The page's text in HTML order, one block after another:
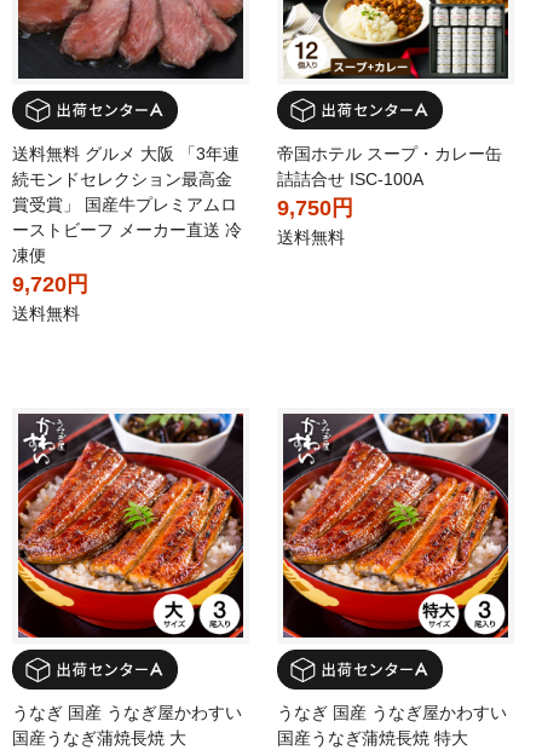
送料無料 グルメ 大阪 「3年連
続モンドセレクション最高金
賞受賞」 国産牛プレミアムロ
ーストビーフ メーカー直送 冷
凍便
9,720円
送料無料
帝国ホテル スープ・カレー缶
詰詰合せ ISC-100A
9,750円
送料無料
うなぎ 国産 うなぎ屋かわすい
国産うなぎ蒲焼長焼 大
うなぎ 国産 うなぎ屋かわすい
国産うなぎ蒲焼長焼 特大